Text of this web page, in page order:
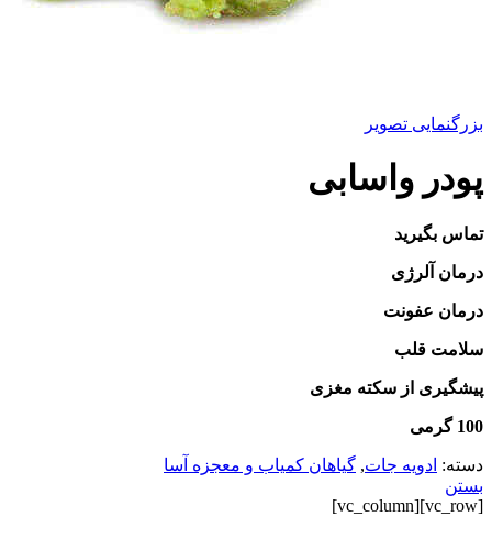
بزرگنمایی تصویر
پودر واسابی
تماس بگیرید
درمان آلرژی
درمان عفونت
سلامت قلب
پیشگیری از سکته مغزی
100 گرمی
دسته: ادویه جات, گیاهان کمیاب و معجزه آسا
بستن
[vc_row][vc_column]